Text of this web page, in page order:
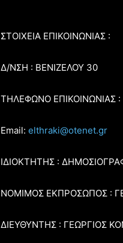
ΣΤΟΙΧΕΙΑ ΕΠΙΚΟΙΝΩΝΙΑΣ :
Δ/ΝΣΗ : ΒΕΝΙΖΕΛΟΥ 30
ΤΗΛΕΦΩΝΟ ΕΠΙΚΟΙΝΩΝΙΑΣ :
Email: elthraki@otenet.gr
ΙΔΙΟΚΤΗΤΗΣ :
ΝΟΜΙΜΟΣ ΕΚΠΡΟΣΩΠΟΣ :
ΔΙΕΥΘΥΝΤΗΣ : ΓΕΩΡΓΙΟΣ